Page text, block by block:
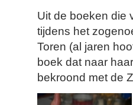
Uit de boeken die
tijdens het
Toren (al jaren
boek dat naar
bekroond met de